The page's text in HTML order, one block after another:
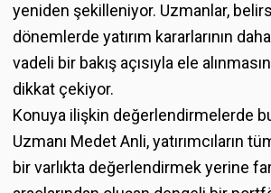
yeniden şekilleniyor. Uzmanlar,
dönemlerde yatırım kararlarının
vadeli bir bakış açısıyla ele
dikkat çekiyor.
Konuya ilişkin değerlendirmelerde
Uzmanı Medet Anli, yatırımcıların
bir varlıkta değerlendirmek yerine